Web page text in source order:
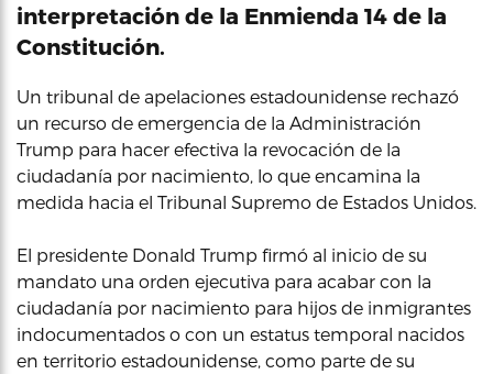
interpretación de la Enmienda 14 de la
Constitución.
Un tribunal de apelaciones estadounidense rechazó
un recurso de emergencia de la Administración
Trump para hacer efectiva la revocación de la
ciudadanía por nacimiento, lo que encamina la
medida hacia el Tribunal Supremo de Estados Unidos.
El presidente Donald Trump firmó al inicio de su
mandato una orden ejecutiva para acabar con la
ciudadanía por nacimiento para hijos de inmigrantes
indocumentados o con un estatus temporal nacidos
en territorio estadounidense, como parte de su